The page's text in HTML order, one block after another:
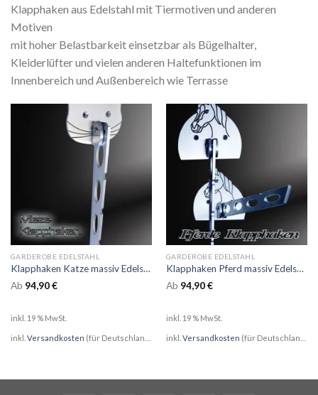
Klapphaken aus Edelstahl mit Tiermotiven und anderen
Motiven
mit hoher Belastbarkeit einsetzbar als Bügelhalter,
Kleiderlüfter und vielen anderen Haltefunktionen im
Innenbereich und Außenbereich wie Terrasse
GARDEROBE EDELSTAHL
Klapphaken Katze massiv Edelstahl
Ab 94,90€
inkl. 19 % MwSt.
inkl. Versandkosten (für Deutschland)
GARDEROBE EDELSTAHL
Klapphaken Pferd massiv Edelstahl
Ab 94,90€
inkl. 19 % MwSt.
inkl. Versandkosten (für Deutschland)